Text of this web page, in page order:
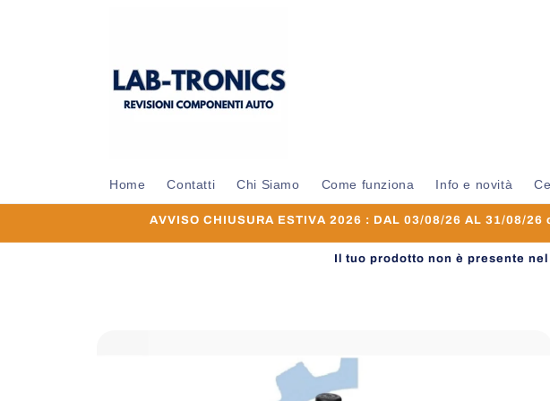
Home Contatti Chi Siamo Come funziona Info e novità
AVVISO CHIUSURA ESTIVA 2026 : DAL 03/08/26 AL 31/08/
Il tuo prodotto non è presente